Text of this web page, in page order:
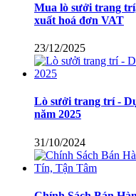
Mua lò sưởi trang
xuất hoá đơn VAT
23/12/2025
Lò sưởi trang trí -
năm 2025
31/10/2024